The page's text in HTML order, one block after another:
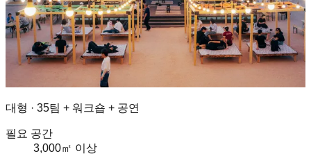
대형 · 35팀 + 워크숍 + 공연
필요 공간
3,000㎡ 이상